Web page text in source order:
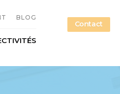
spontanée
BLOG
Contact